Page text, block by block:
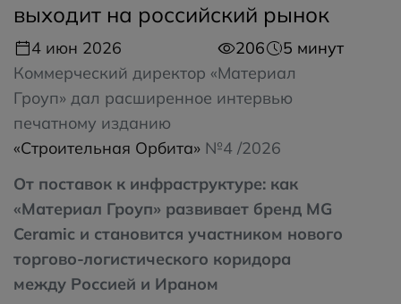
выходит на российский рынок
4 июн 2026 206
5 минут
Коммерческий директор «Материал
Гроуп» дал расширенное интервью
печатному изданию
«Строительная Орбита» №4 /2026
От поставок к инфраструктуре: как
«Материал Гроуп» развивает бренд MG
Ceramic и становится участником нового
торгово-логистического коридора
между Россией и Ираном